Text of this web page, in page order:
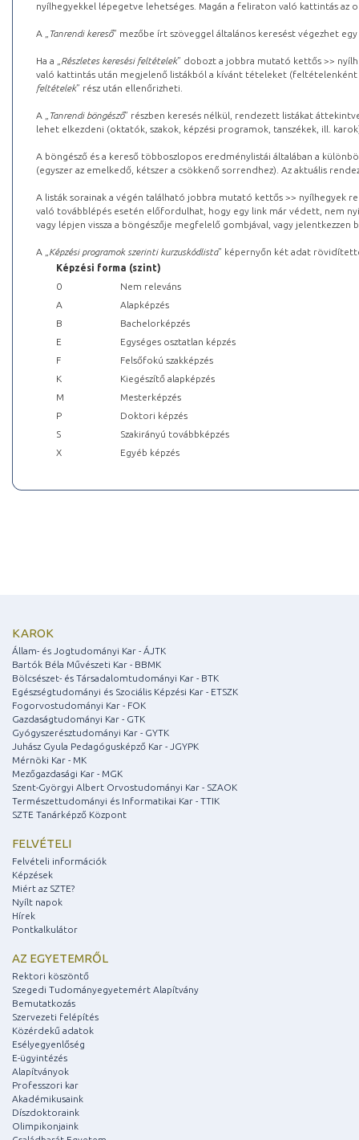
nyílhegyekkel lépegetve lehetséges. Magán a feliraton való kattintás az
A „ Tanrendi kereső” mezőbe írt szöveggel általános keresést végezhet
Ha a „ Részletes keresési feltételek” dobozt a jobbra mutató kettős >>
való kattintás után megjelenő listákból a kívánt tételeket (feltételenként
feltételek” rész után ellenőrizheti.
A „ Tanrendi böngésző” részben keresés nélkül, rendezett listákat
lehet elkezdeni (oktatók, szakok, képzési programok, tanszékek, ill.
A böngésző és a kereső többoszlopos eredménylistái általában a
(egyszer az emelkedő, kétszer a csökkenő sorrendhez). Az aktuális
A listák sorainak a végén található jobbra mutató kettős >> nyílhegyek
való továbblépés esetén előfordulhat, hogy egy link már védett, nem
vagy lépjen vissza a böngészője megfelelő gombjával, vagy
A „ Képzési programok szerinti kurzuskódlista” képernyőn két adat
Képzési forma (szint)
0
Nem releváns
A
Alapképzés
B
Bachelorképzés
E
Egységes osztatlan képzés
F
Felsőfokú szakképzés
K
Kiegészítő alapképzés
M
Mesterképzés
P
Doktori képzés
S
Szakirányú továbbképzés
X
Egyéb képzés
KAROK
Állam- és Jogtudományi Kar - ÁJTK
Bartók Béla Művészeti Kar - BBMK
Bölcsészet- és Társadalomtudományi Kar - BTK
Egészségtudományi és Szociális Képzési Kar - ETSZK
Fogorvostudományi Kar - FOK
Gazdaságtudományi Kar - GTK
Gyógyszerésztudományi Kar - GYTK
Juhász Gyula Pedagógusképző Kar - JGYPK
Mérnöki Kar - MK
Mezőgazdasági Kar - MGK
Szent-Györgyi Albert Orvostudományi Kar - SZAOK
Természettudományi és Informatikai Kar - TTIK
SZTE Tanárképző Központ
FELVÉTELI
Felvételi információk
Képzések
Miért az SZTE?
Nyílt napok
Hírek
Pontkalkulátor
AZ EGYETEMRŐL
Rektori köszöntő
Szegedi Tudományegyetemért Alapítvány
Bemutatkozás
Szervezeti felépítés
Közérdekű adatok
Esélyegyenlőség
E-ügyintézés
Alapítványok
Professzori kar
Akadémikusaink
Díszdoktoraink
Olimpikonjaink